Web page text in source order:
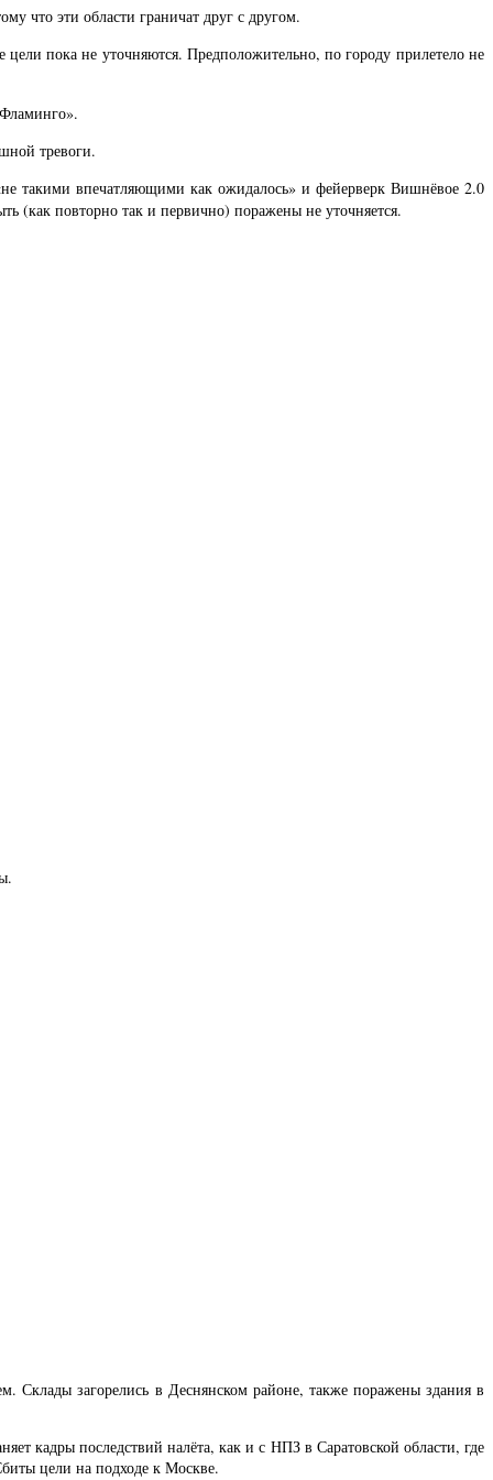
что эти области граничат друг с другом.
пока не уточняются. Предположительно, по городу прилетело не
тревоги.
такими впечатляющими как ожидалось» и фейерверк Вишнёвое 2.0
(как повторно так и первично) поражены не уточняется.
Склады загорелись в Деснянском районе, также поражены здания в
кадры последствий налёта, как и с НПЗ в Саратовской области, где
цели на подходе к Москве.